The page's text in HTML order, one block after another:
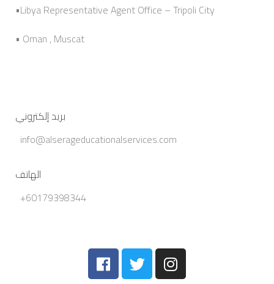
•Libya Representative Agent Office – Tripoli City
• Oman , Muscat
بريد إلكتروني
info@alserageducationalservices.com
الهاتف
+60179398344